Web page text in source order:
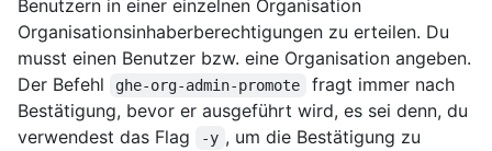
Benutzern in einer einzelnen Organisation
Organisationsinhaberberechtigungen zu erteilen. Du
musst einen Benutzer bzw. eine Organisation angeben.
Der Befehl
ghe-org-admin-promote
fragt immer nach
Bestätigung, bevor er ausgeführt wird, es sei denn, du
verwendest das Flag
-y , um die Bestätigung zu